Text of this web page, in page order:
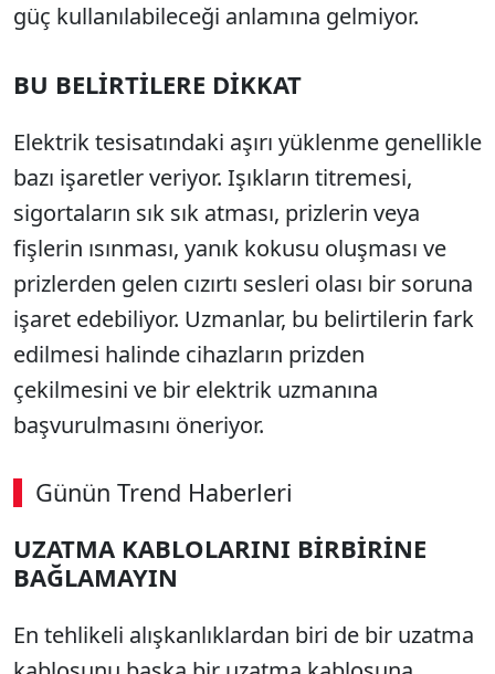
güç kullanılabileceği anlamına gelmiyor.
BU BELİRTİLERE DİKKAT
Elektrik tesisatındaki aşırı yüklenme genellikle
bazı işaretler veriyor. Işıkların titremesi,
sigortaların sık sık atması, prizlerin veya
fişlerin ısınması, yanık kokusu oluşması ve
prizlerden gelen cızırtı sesleri olası bir soruna
işaret edebiliyor. Uzmanlar, bu belirtilerin fark
edilmesi halinde cihazların prizden
çekilmesini ve bir elektrik uzmanına
başvurulmasını öneriyor.
Günün Trend Haberleri
SÖZCÜ SON DAKİKA
UZATMA KABLOLARINI BİRBİRİNE
BAĞLAMAYIN
En tehlikeli alışkanlıklardan biri de bir uzatma